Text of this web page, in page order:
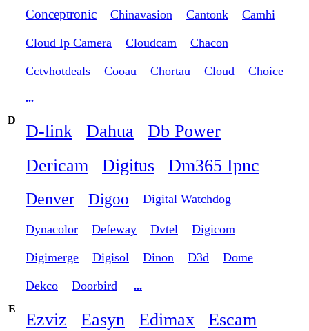
Conceptronic Chinavasion Cantonk Camhi
Cloud Ip Camera Cloudcam Chacon
Cctvhotdeals Cooau Chortau Cloud Choice
...
D
D-link Dahua
Db Power
Dericam
Digitus Dm365 Ipnc
Denver Digoo Digital Watchdog
Dynacolor Defeway Dvtel Digicom
Digimerge Digisol Dinon D3d Dome
Dekco Doorbird
...
E
Ezviz Easyn Edimax
Escam